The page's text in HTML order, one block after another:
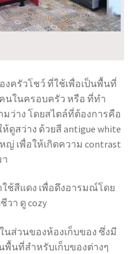
ครัวโชว์ ที่ใช้เพื่อเป็นพื้นที่
นในครอบครัว หรือ ที่ทำ
ว่าง โดยสไตล์ที่ต้องการคือ
ดูสว่าง ด้วยสี antigue white
ญ่ เพื่อให้เกิดความ contrast
ใช้สีแดง เพื่อดึงอารมณ์โดย
า ดู cozy
ส่วนของห้องเก็บของ ซึ่งมี
พื้นที่สำหรับเก็บของต่างๆ